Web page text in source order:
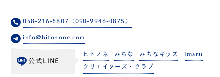
058-216-5807（090-9946-0875）
info@hitonone.com
公式LINE
ヒトノネ みちな みちなキッズ Imaru
クリエイターズ・クラブ